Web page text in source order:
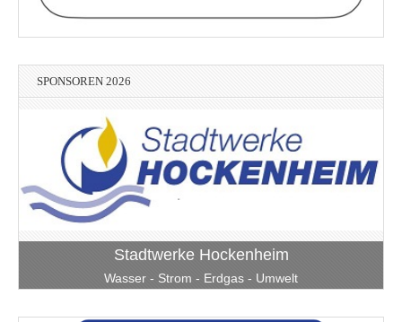
SPONSOREN 2026
Stadtwerke Hockenheim
Wasser - Strom - Erdgas - Umwelt